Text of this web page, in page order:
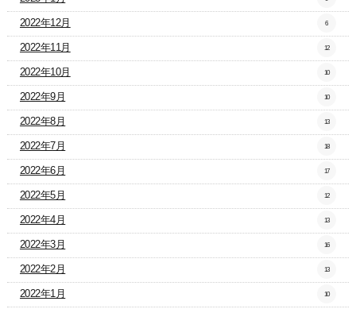
2022年12月 6
2022年11月 12
2022年10月 10
2022年9月 10
2022年8月 13
2022年7月 18
2022年6月 17
2022年5月 12
2022年4月 13
2022年3月 16
2022年2月 13
2022年1月 10